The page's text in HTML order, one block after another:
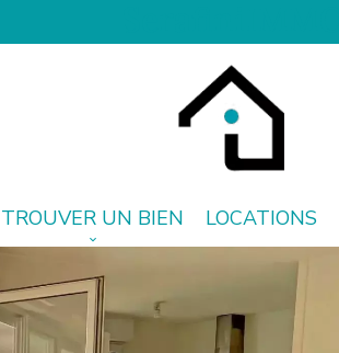
TROUVER UN BIEN LOCATIONS